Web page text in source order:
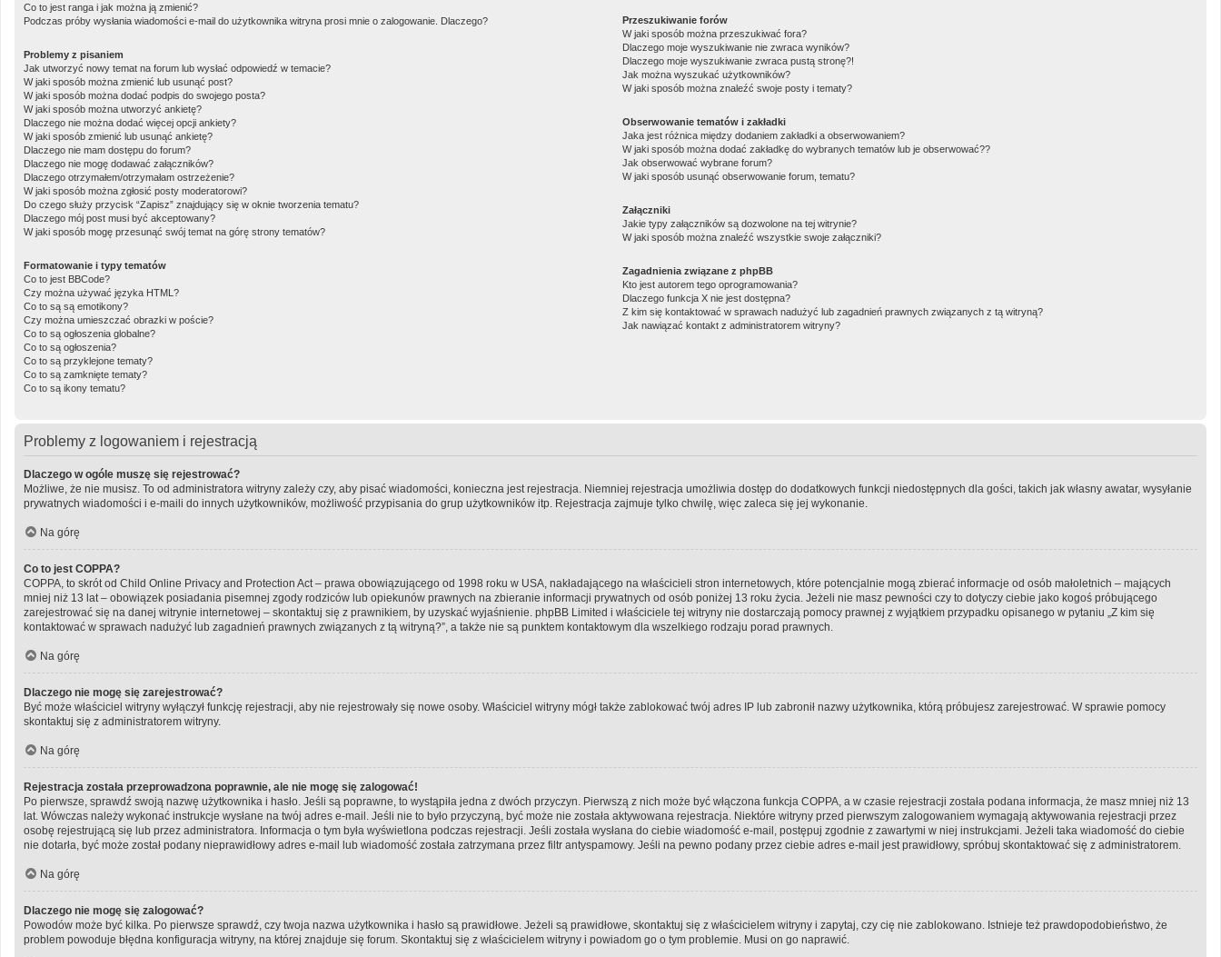
Co to jest ranga i jak można ją zmienić?
Podczas próby wysłania wiadomości e-mail do użytkownika witryna prosi mnie o zalogowanie. Dlaczego?
Problemy z pisaniem
Jak utworzyć nowy temat na forum lub wysłać odpowiedź w temacie?
W jaki sposób można zmienić lub usunąć post?
W jaki sposób można dodać podpis do swojego posta?
W jaki sposób można utworzyć ankietę?
Dlaczego nie można dodać więcej opcji ankiety?
W jaki sposób zmienić lub usunąć ankietę?
Dlaczego nie mam dostępu do forum?
Dlaczego nie mogę dodawać załączników?
Dlaczego otrzymałem/otrzymałam ostrzeżenie?
W jaki sposób można zgłosić posty moderatorowi?
Do czego służy przycisk “Zapisz” znajdujący się w oknie tworzenia tematu?
Dlaczego mój post musi być akceptowany?
W jaki sposób mogę przesunąć swój temat na górę strony tematów?
Formatowanie i typy tematów
Co to jest BBCode?
Czy można używać języka HTML?
Co to są są emotikony?
Czy można umieszczać obrazki w poście?
Co to są ogłoszenia globalne?
Co to są ogłoszenia?
Co to są przyklejone tematy?
Co to są zamknięte tematy?
Co to są ikony tematu?
Przeszukiwanie forów
W jaki sposób można przeszukiwać fora?
Dlaczego moje wyszukiwanie nie zwraca wyników?
Dlaczego moje wyszukiwanie zwraca pustą stronę?!
Jak można wyszukać użytkowników?
W jaki sposób można znaleźć swoje posty i tematy?
Obserwowanie tematów i zakładki
Jaka jest różnica między dodaniem zakładki a obserwowaniem?
W jaki sposób można dodać zakładkę do wybranych tematów lub je obserwować??
Jak obserwować wybrane forum?
W jaki sposób usunąć obserwowanie forum, tematu?
Załączniki
Jakie typy załączników są dozwolone na tej witrynie?
W jaki sposób można znaleźć wszystkie swoje załączniki?
Zagadnienia związane z phpBB
Kto jest autorem tego oprogramowania?
Dlaczego funkcja X nie jest dostępna?
Z kim się kontaktować w sprawach nadużyć lub zagadnień prawnych związanych z tą witryną?
Jak nawiązać kontakt z administratorem witryny?
Problemy z logowaniem i rejestracją
Dlaczego w ogóle muszę się rejestrować?
Możliwe, że nie musisz. To od administratora witryny zależy czy, aby pisać wiadomości, konieczna jest rejestracja. Niemniej rejestracja umożliwia dostęp do dodatkowych funkcji niedostępnych dla gości, takich jak własny awatar, wysyłanie
prywatnych wiadomości i e-maili do innych użytkowników, możliwość przypisania do grup użytkowników itp. Rejestracja zajmuje tylko chwilę, więc zaleca się jej wykonanie.
Na górę
Co to jest COPPA?
COPPA, to skrót od Child Online Privacy and Protection Act – prawa obowiązującego od 1998 roku w USA, nakładającego na właścicieli stron internetowych, które potencjalnie mogą zbierać informacje od osób małoletnich – mających
mniej niż 13 lat – obowiązek posiadania pisemnej zgody rodziców lub opiekunów prawnych na zbieranie informacji prywatnych od osób poniżej 13 roku życia. Jeżeli nie masz pewności czy to dotyczy ciebie jako kogoś próbującego
zarejestrować się na danej witrynie internetowej – skontaktuj się z prawnikiem, by uzyskać wyjaśnienie. phpBB Limited i właściciele tej witryny nie dostarczają pomocy prawnej z wyjątkiem przypadku opisanego w pytaniu „Z kim się
kontaktować w sprawach nadużyć lub zagadnień prawnych związanych z tą witryną?”, a także nie są punktem kontaktowym dla wszelkiego rodzaju porad prawnych.
Na górę
Dlaczego nie mogę się zarejestrować?
Być może właściciel witryny wyłączył funkcję rejestracji, aby nie rejestrowały się nowe osoby. Właściciel witryny mógł także zablokować twój adres IP lub zabronił nazwy użytkownika, którą próbujesz zarejestrować. W sprawie pomocy
skontaktuj się z administratorem witryny.
Na górę
Rejestracja została przeprowadzona poprawnie, ale nie mogę się zalogować!
Po pierwsze, sprawdź swoją nazwę użytkownika i hasło. Jeśli są poprawne, to wystąpiła jedna z dwóch przyczyn. Pierwszą z nich może być włączona funkcja COPPA, a w czasie rejestracji została podana informacja, że masz mniej niż 13
lat. Wówczas należy wykonać instrukcje wysłane na twój adres e-mail. Jeśli nie to było przyczyną, być może nie została aktywowana rejestracja. Niektóre witryny przed pierwszym zalogowaniem wymagają aktywowania rejestracji przez
osobę rejestrującą się lub przez administratora. Informacja o tym była wyświetlona podczas rejestracji. Jeśli została wysłana do ciebie wiadomość e-mail, postępuj zgodnie z zawartymi w niej instrukcjami. Jeżeli taka wiadomość do ciebie
nie dotarła, być może został podany nieprawidłowy adres e-mail lub wiadomość została zatrzymana przez filtr antyspamowy. Jeśli na pewno podany przez ciebie adres e-mail jest prawidłowy, spróbuj skontaktować się z administratorem.
Na górę
Dlaczego nie mogę się zalogować?
Powodów może być kilka. Po pierwsze sprawdź, czy twoja nazwa użytkownika i hasło są prawidłowe. Jeżeli są prawidłowe, skontaktuj się z właścicielem witryny i zapytaj, czy cię nie zablokowano. Istnieje też prawdopodobieństwo, że
problem powoduje błędna konfiguracja witryny, na której znajduje się forum. Skontaktuj się z właścicielem witryny i powiadom go o tym problemie. Musi on go naprawić.